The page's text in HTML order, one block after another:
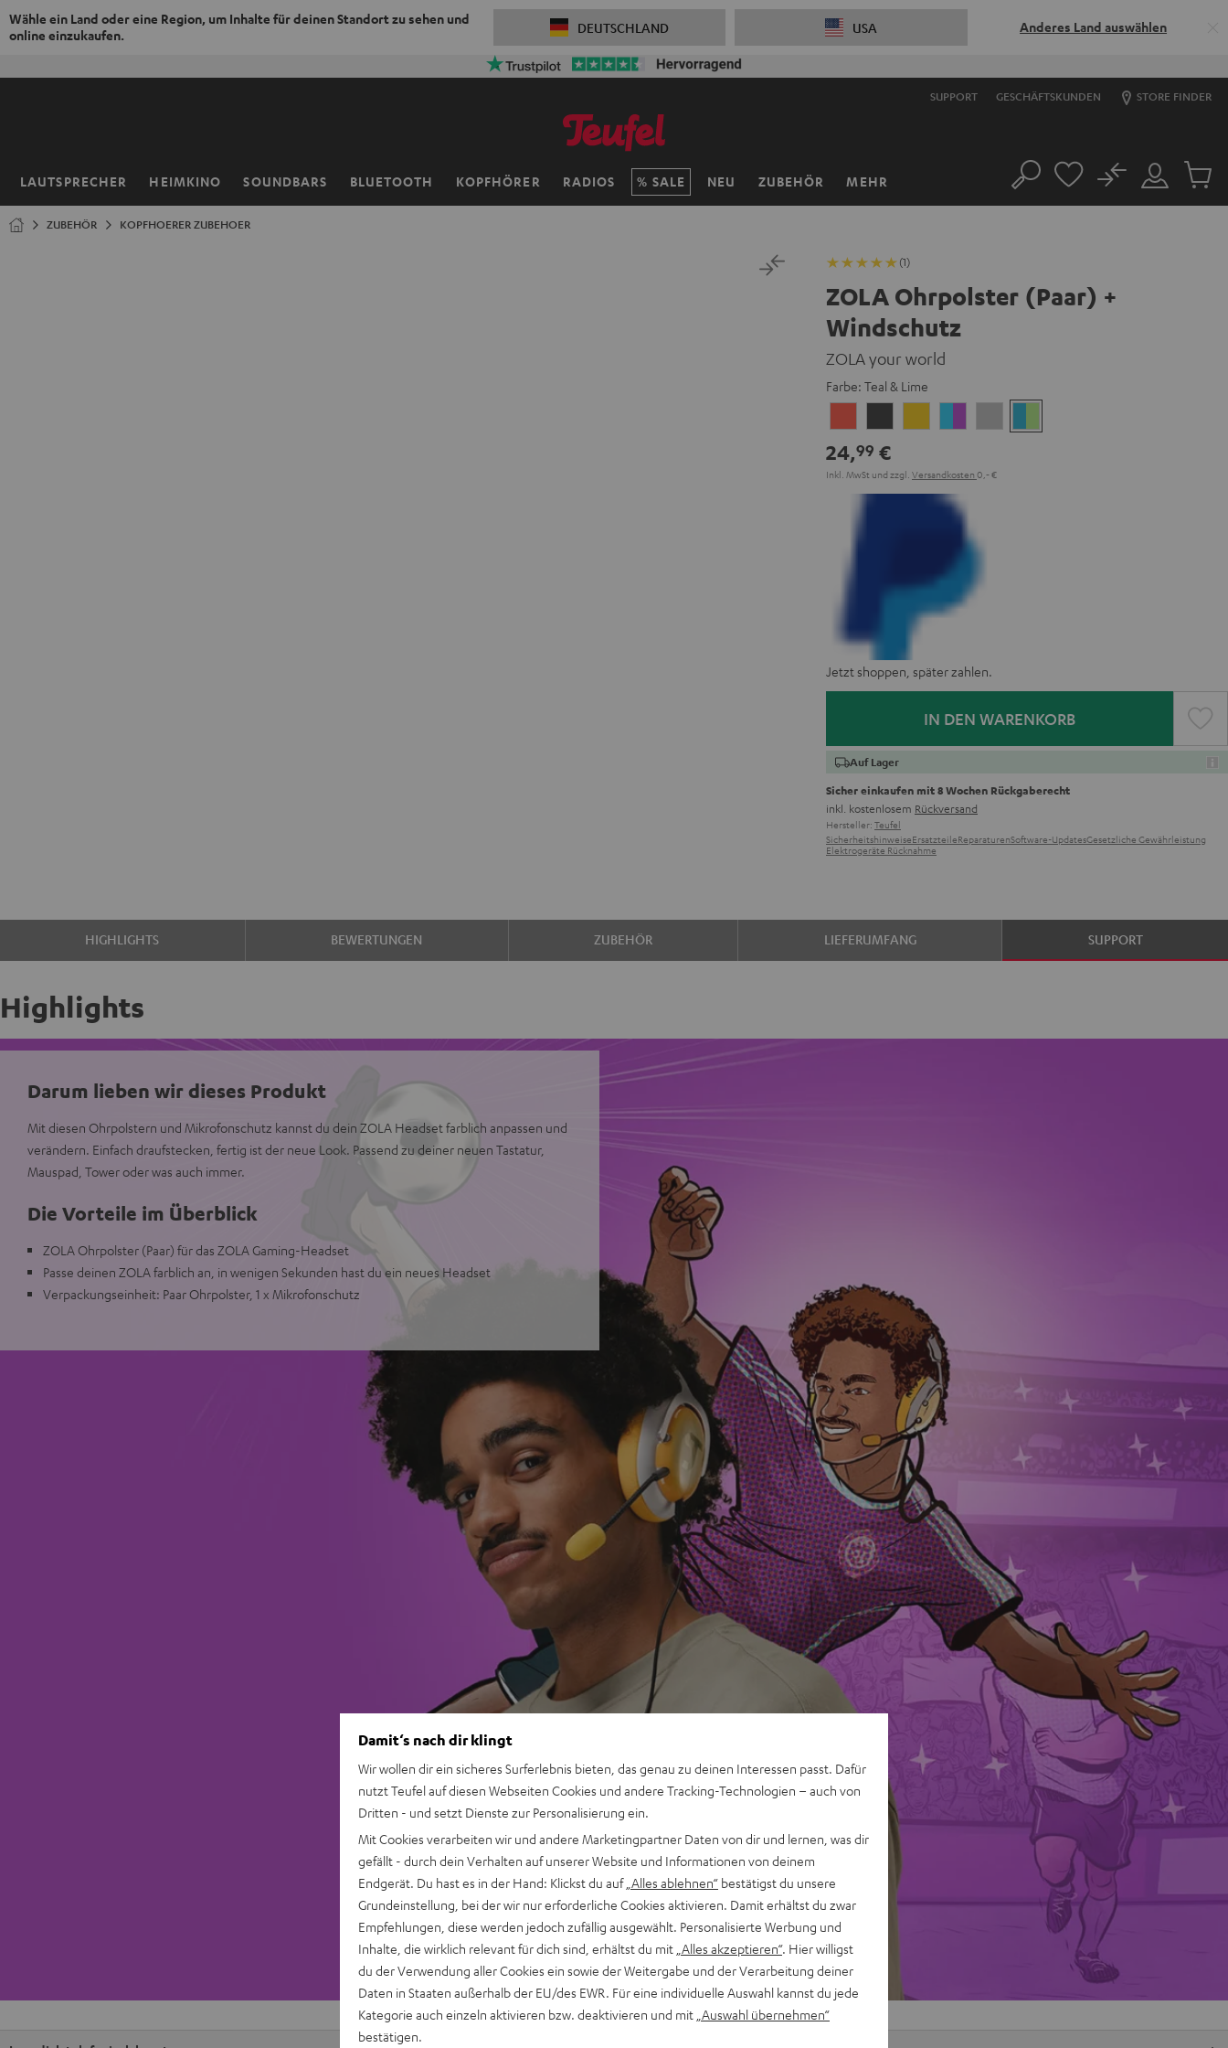
Wähle ein Land oder eine Region, um Inhalte für deinen Standort zu sehen und
online einzukaufen.
DEUTSCHLAND USA Anderes Land auswählen
SUPPORT GESCHÄFTSKUNDEN STORE FINDER
LAUTSPRECHER HEIMKINO SOUNDBARS BLUETOOTH KOPFHÖRER RADIOS SALE NEU ZUBEHÖR MEHR
Startseite Suche
Mein
Konto
No
Artikel
ZUBEHÖR KOPFHOERER ZUBEHOER
(1)
ZOLA Ohrpolster (Paar) +
Windschutz
ZOLA your world
Farbe: Teal & Lime
Red
Gray
Amber
Gray
&
24,99 €
Inkl. MwSt und zzgl. Versandkosten 0,‐ €
Jetzt shoppen, später zahlen.
IN DEN WARENKORB
Auf Lager
Sicher einkaufen mit 8 Wochen Rückgaberecht
inkl. kostenlosem Rückversand
Hersteller: Teufel
SicherheitshinweiseErsatzteileReparaturenSoftware-UpdatesGesetzliche Gewährleistung
Elektrogeräte Rücknahme
HIGHLIGHTS BEWERTUNGEN ZUBEHÖR LIEFERUMFANG SUPPORT
Highlights
Darum lieben wir dieses Produkt
Mit diesen Ohrpolstern und Mikrofonschutz kannst du dein ZOLA Headset farblich anpassen und
verändern. Einfach draufstecken, fertig ist der neue Look. Passend zu deiner neuen Tastatur,
Mauspad, Tower oder was auch immer.
Die Vorteile im Überblick
ZOLA Ohrpolster (Paar) für das ZOLA Gaming-Headset
Passe deinen ZOLA farblich an, in wenigen Sekunden hast du ein neues Headset
Verpackungseinheit: Paar Ohrpolster, 1 x Mikrofonschutz
Damit‘s nach dir klingt
Wir wollen dir ein sicheres Surferlebnis bieten, das genau zu deinen Interessen passt. Dafür
nutzt Teufel auf diesen Webseiten Cookies und andere Tracking-Technologien – auch von
Dritten - und setzt Dienste zur Personalisierung ein.
Mit Cookies verarbeiten wir und andere Marketingpartner Daten von dir und lernen, was dir
gefällt - durch dein Verhalten auf unserer Website und Informationen von deinem
Endgerät. Du hast es in der Hand: Klickst du auf „Alles ablehnen“ bestätigst du unsere
Grundeinstellung, bei der wir nur erforderliche Cookies aktivieren. Damit erhältst du zwar
Empfehlungen, diese werden jedoch zufällig ausgewählt. Personalisierte Werbung und
Inhalte, die wirklich relevant für dich sind, erhältst du mit „Alles akzeptieren“. Hier willigst
du der Verwendung aller Cookies ein sowie der Weitergabe und der Verarbeitung deiner
Daten in Staaten außerhalb der EU/des EWR. Für eine individuelle Auswahl kannst du jede
Kategorie auch einzeln aktivieren bzw. deaktivieren und mit „Auswahl übernehmen“
bestätigen.